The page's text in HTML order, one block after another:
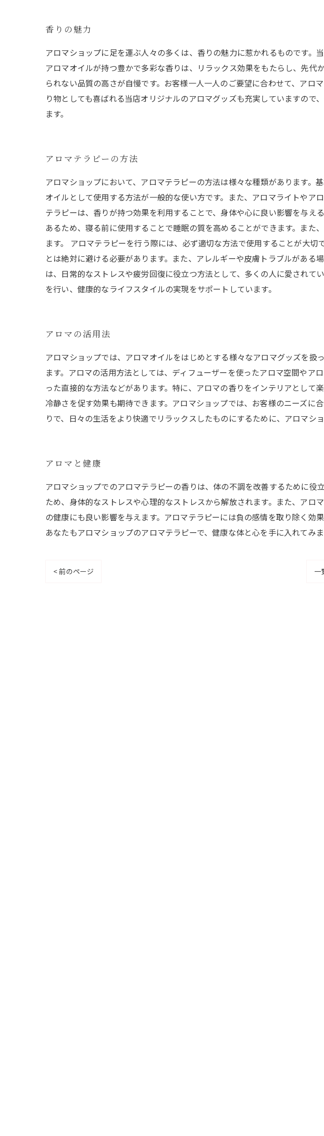
香りの魅力
アロマショップに足を運ぶ人々の多くは、香りの魅力に惹かれるものです。
アロマオイルが持つ豊かで多彩な香りは、リラックス効果をもたらし、先
られない品質の高さが自慢です。お客様一人一人のご要望に合わせて、ア
り物としても喜ばれる当店オリジナルのアロマグッズも充実していますの
ます。
アロマテラピーの方法
アロマショップにおいて、アロマテラピーの方法は様々な種類があります
オイルとして使用する方法が一般的な使い方です。また、アロマライトや
テラピーは、香りが持つ効果を利用することで、身体や心に良い影響を与
あるため、寝る前に使用することで睡眠の質を高めることができます。ま
ます。 アロマテラピーを行う際には、必ず適切な方法で使用することが大
とは絶対に避ける必要があります。また、アレルギーや皮膚トラブルがあ
は、日常的なストレスや疲労回復に役立つ方法として、多くの人に愛され
を行い、健康的なライフスタイルの実現をサポートしています。
アロマの活用法
アロマショップでは、アロマオイルをはじめとする様々なアロマグッズを
ます。アロマの活用方法としては、ディフューザーを使ったアロマ空間や
った直接的な方法などがあります。特に、アロマの香りをインテリアとし
冷静さを促す効果も期待できます。アロマショップでは、お客様のニーズ
りで、日々の生活をより快適でリラックスしたものにするために、アロマシ
アロマと健康
アロマショップでのアロマテラピーの香りは、体の不調を改善するために
ため、身体的なストレスや心理的なストレスから解放されます。また、ア
の健康にも良い影響を与えます。アロマテラピーには負の感情を取り除く効
あなたもアロマショップのアロマテラピーで、健康な体と心を手に入れてみ
< 前のページ 一